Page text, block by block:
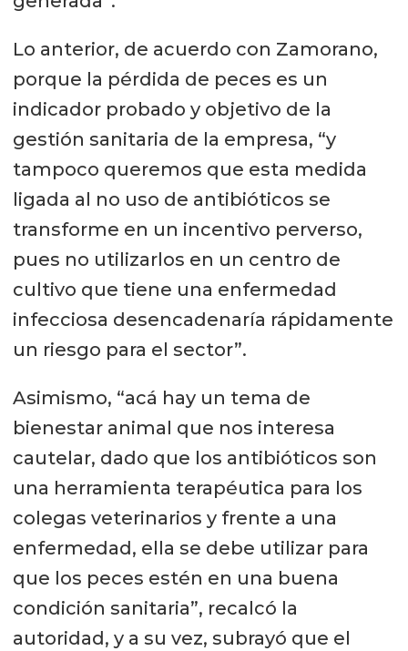
Lo anterior, de acuerdo con Zamorano,
porque la pérdida de peces es un
indicador probado y objetivo de la
gestión sanitaria de la empresa, “y
tampoco queremos que esta medida
ligada al no uso de antibióticos se
transforme en un incentivo perverso,
pues no utilizarlos en un centro de
cultivo que tiene una enfermedad
infecciosa desencadenaría rápidamente
un riesgo para el sector”.
Asimismo, “acá hay un tema de
bienestar animal que nos interesa
cautelar, dado que los antibióticos son
una herramienta terapéutica para los
colegas veterinarios y frente a una
enfermedad, ella se debe utilizar para
que los peces estén en una buena
condición sanitaria”, recalcó la
autoridad, y a su vez, subrayó que el